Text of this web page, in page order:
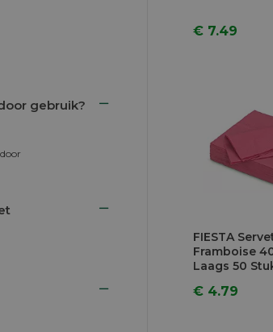
gebruik?
€ 7.49
FIESTA
Framboise
Laags 50
€ 4.79